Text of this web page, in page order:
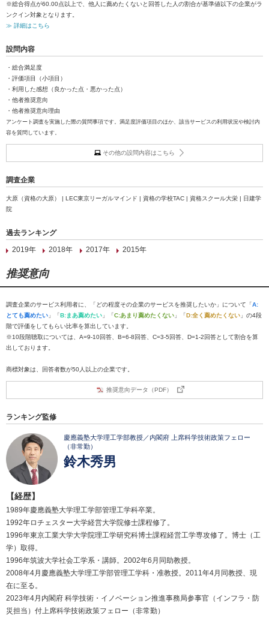
※総合得点が60.00点以上で、他人に薦めたくないと回答した人の割合が基準値以下の企業がラ
ンクイン対象となります。
≫ 詳細はこちら
設問内容
・総合満足度
・評価項目（小項目）
・利用した感想（良かった点・悪かった点）
・他者推奨意向
・他者推奨意向理由
アンケート調査を実施した際の質問事項です。満足度評価項目のほか、該当サービスの利用状況や検討内
容を質問しています。
その他の設問内容はこちら
調査企業
大原（資格の大原） | LEC東京リーガルマインド | 資格の学校TAC | 資格スクール大栄 | 日建学
院
過去ランキング
2019年
2018年 2017年 2015年
推奨意向
調査企業のサービス利用者に、「どの程度その企業のサービスを推奨したいか」について「A:
とても薦めたい 」「B:まあ薦めたい 」「C:あまり薦めたくない 」「D:全く薦めたくない 」の4段
階で評価をしてもらい比率を算出しています。
※10段階聴取については、A=9-10回答、B=6-8回答、C=3-5回答、D=1-2回答として割合を算
出しております。
商標対象は、回答者数が50人以上の企業です。
推奨意向データ（PDF）
ランキング監修
慶應義塾大学理工学部教授／内閣府 上席科学技術政策フェロー
（非常勤）
鈴木秀男
【経歴】
1989年慶應義塾大学理工学部管理工学科卒業。
1992年ロチェスター大学経営大学院修士課程修了。
1996年東京工業大学大学院理工学研究科博士課程経営工学専攻修了。博士（工
学）取得。
1996年筑波大学社会工学系・講師。2002年6月同助教授。
2008年4月慶應義塾大学理工学部管理工学科・准教授。2011年4月同教授、現
在に至る。
2023年4月内閣府 科学技術・イノベーション推進事務局参事官（インフラ・防
災担当）付上席科学技術政策フェロー（非常勤）